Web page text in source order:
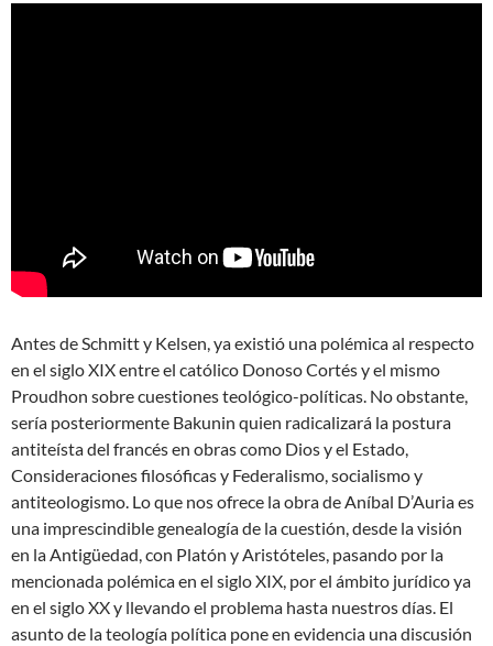
Antes de Schmitt y Kelsen, ya existió una polémica al respecto
en el siglo XIX entre el católico Donoso Cortés y el mismo
Proudhon sobre cuestiones teológico-políticas. No obstante,
sería posteriormente Bakunin quien radicalizará la postura
antiteísta del francés en obras como Dios y el Estado,
Consideraciones filosóficas y Federalismo, socialismo y
antiteologismo. Lo que nos ofrece la obra de Aníbal D’Auria es
una imprescindible genealogía de la cuestión, desde la visión
en la Antigüedad, con Platón y Aristóteles, pasando por la
mencionada polémica en el siglo XIX, por el ámbito jurídico ya
en el siglo XX y llevando el problema hasta nuestros días. El
asunto de la teología política pone en evidencia una discusión